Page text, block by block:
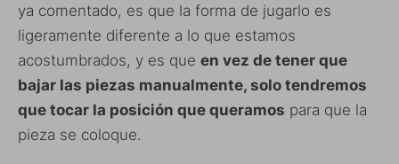
ya comentado, es que la forma de jugarlo es
ligeramente diferente a lo que estamos
acostumbrados, y es que en vez de tener que
bajar las piezas manualmente, solo tendremos
que tocar la posición que queramos para que la
pieza se coloque.